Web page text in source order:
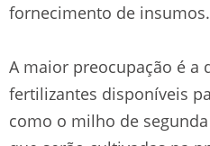
fornecimento de insumos.
A maior preocupação é a
fertilizantes disponíveis
como o milho de